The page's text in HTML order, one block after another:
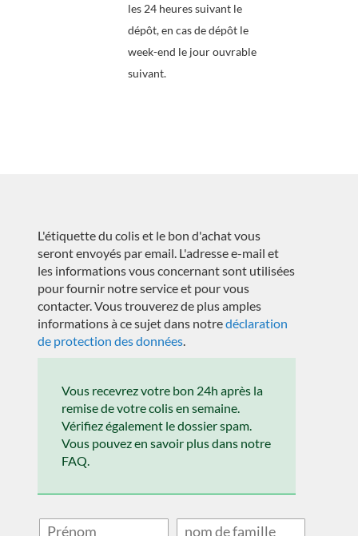
les 24 heures suivant le
dépôt, en cas de dépôt le
week-end le jour ouvrable
suivant.
L'étiquette du colis et le bon d'achat vous
seront envoyés par email. L'adresse e-mail et
les informations vous concernant sont utilisées
pour fournir notre service et pour vous
contacter. Vous trouverez de plus amples
informations à ce sujet dans notredéclaration
de protection des données.
Vous recevrez votre bon 24h après la
remise de votre colis en semaine.
Vérifiez également le dossier spam.
Vous pouvez en savoir plus dans notre
FAQ.